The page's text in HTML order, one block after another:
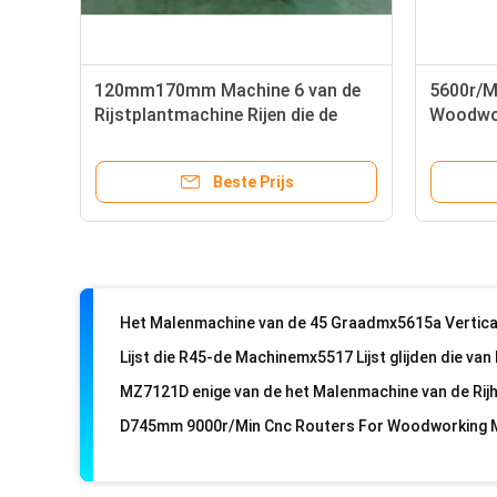
120mm170mm Machine 6 van de
Rijstplantmachine Rijen die de
berijden
Beste Prijs
5600r/
220kw/V houten Rand het Verbinden Machine
D745mm 9000r/Min Cnc Routers For Woodworking